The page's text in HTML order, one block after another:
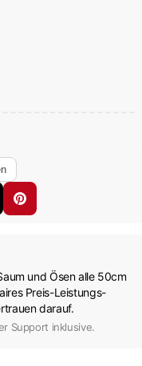
und Ösen alle 50cm
Preis-Leistungs-
darauf.
Support inklusive.